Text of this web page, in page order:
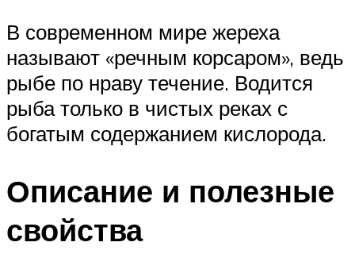
В современном мире жереха
называют «речным корсаром», ведь
рыбе по нраву течение. Водится
рыба только в чистых реках с
богатым содержанием кислорода.
Описание и полезные
свойства